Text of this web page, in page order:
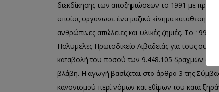
διεκδίκησης των αποζημιώσεων το 1991 με
οποίος οργάνωσε ένα μαζικό κίνημα κατάθεσης
ανθρώπινες απώλειες και υλικές ζημιές. Το 1995,
Πολυμελές Πρωτοδικείο Λιβαδειάς για τους
καταβολή του ποσού των 9.448.1 05 δραχμών ως
βλάβη. Η αγωγή βασίζεται στο άρθρο 3 της
κανονισμού περί νόμων και εθίμων του κατά